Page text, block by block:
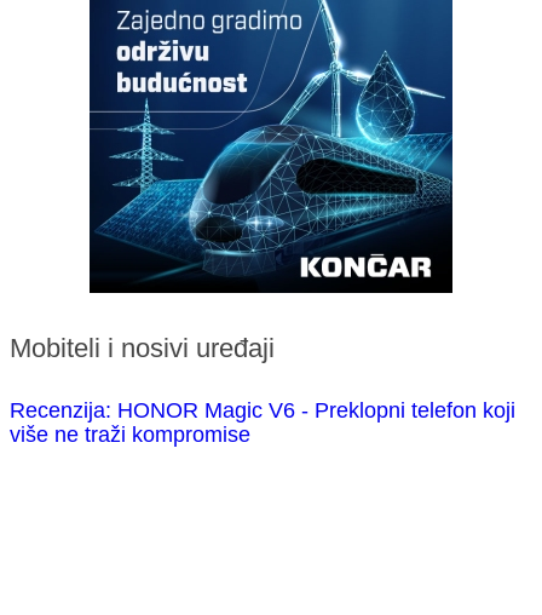
Mobiteli i nosivi uređaji
Recenzija: HONOR Magic V6 - Preklopni telefon koji
više ne traži kompromise